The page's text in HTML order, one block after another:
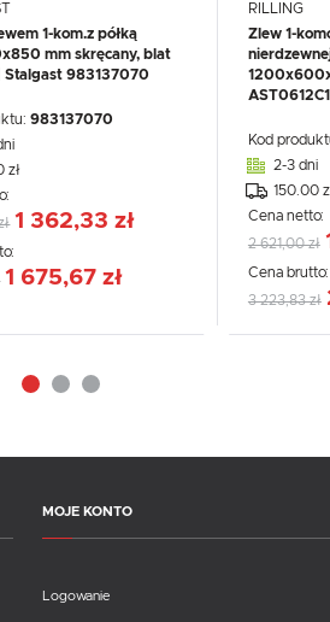
1-kom.z półką
mm skręcany, blat
Stalgast 983137070
983137070
zł
1 362,33 zł
1 675,67 zł
RILLING
Zlew 1-
Kod
2-3 dni
150.00
Cena netto:
2 621,00 zł
Cena brutto:
3 223,83 zł
MOJE KONTO
Logowanie